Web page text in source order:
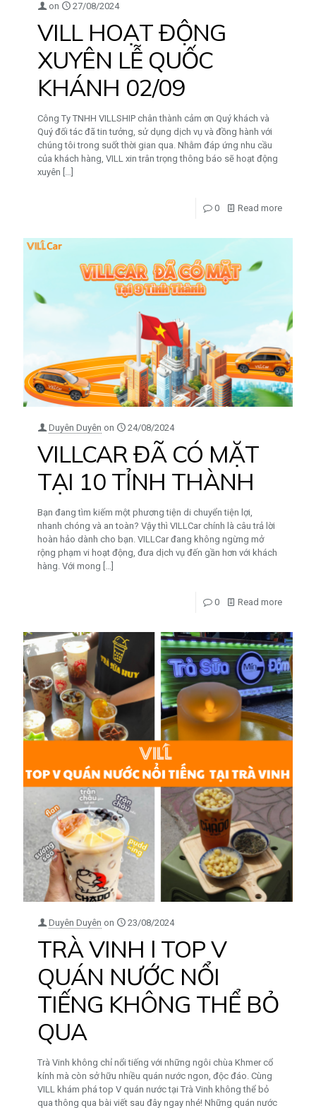
on 27/08/2024
VILL HOẠT ĐỘNG
XUYÊN LỄ QUỐC
KHÁNH 02/09
Công Ty TNHH VILLSHIP chân thành cảm ơn Quý khách và
Quý đối tác đã tin tưởng, sử dụng dịch vụ và đồng hành với
chúng tôi trong suốt thời gian qua. Nhằm đáp ứng nhu cầu
của khách hàng, VILL xin trân trọng thông báo sẽ hoạt động
xuyên […]
0 Read more
Duyên Duyên on 24/08/2024
VILLCAR ĐÃ CÓ MẶT
TẠI 10 TỈNH THÀNH
Bạn đang tìm kiếm một phương tiện di chuyển tiện lợi,
nhanh chóng và an toàn? Vậy thì VILLCar chính là câu trả lời
hoàn hảo dành cho bạn. VILLCar đang không ngừng mở
rộng phạm vi hoạt động, đưa dịch vụ đến gần hơn với khách
hàng. Với mong […]
0 Read more
Duyên Duyên on 23/08/2024
TRÀ VINH l TOP V
QUÁN NƯỚC NỔI
TIẾNG KHÔNG THỂ BỎ
QUA
Trà Vinh không chỉ nổi tiếng với những ngôi chùa Khmer cổ
kính mà còn sở hữu nhiều quán nước ngon, độc đáo. Cùng
VILL khám phá top V quán nước tại Trà Vinh không thể bỏ
qua thông qua bài viết sau đây ngay nhé! Những quán nước